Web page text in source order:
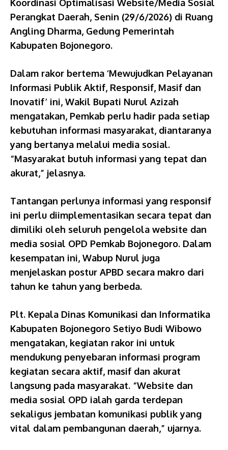
Koordinasi Optimalisasi Website/Media Sosial
Perangkat Daerah, Senin (29/6/2026) di Ruang
Angling Dharma, Gedung Pemerintah
Kabupaten Bojonegoro.
Dalam rakor bertema ‘Mewujudkan Pelayanan
Informasi Publik Aktif, Responsif, Masif dan
Inovatif’ ini, Wakil Bupati Nurul Azizah
mengatakan, Pemkab perlu hadir pada setiap
kebutuhan informasi masyarakat, diantaranya
yang bertanya melalui media sosial.
“Masyarakat butuh informasi yang tepat dan
akurat,” jelasnya.
Tantangan perlunya informasi yang responsif
ini perlu diimplementasikan secara tepat dan
dimiliki oleh seluruh pengelola website dan
media sosial OPD Pemkab Bojonegoro. Dalam
kesempatan ini, Wabup Nurul juga
menjelaskan postur APBD secara makro dari
tahun ke tahun yang berbeda.
Plt. Kepala Dinas Komunikasi dan Informatika
Kabupaten Bojonegoro Setiyo Budi Wibowo
mengatakan, kegiatan rakor ini untuk
mendukung penyebaran informasi program
kegiatan secara aktif, masif dan akurat
langsung pada masyarakat. “Website dan
media sosial OPD ialah garda terdepan
sekaligus jembatan komunikasi publik yang
vital dalam pembangunan daerah,” ujarnya.